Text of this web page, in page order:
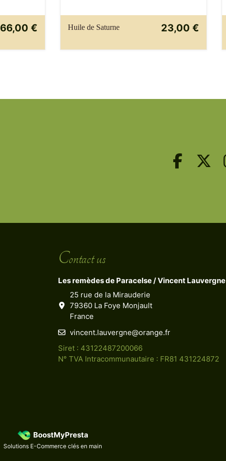
66,00 € Huile de Saturne 23,00 €
Contact us
Les remèdes de Paracelse / Vincent Lauvergne
25 rue de la Mirauderie
79360 La Foye Monjault
France
vincent.lauvergne@orange.fr
Siret : 43122487200066
N° TVA Intracommunautaire : FR81 431224872
BoostMyPresta
Solutions E-Commerce clés en main